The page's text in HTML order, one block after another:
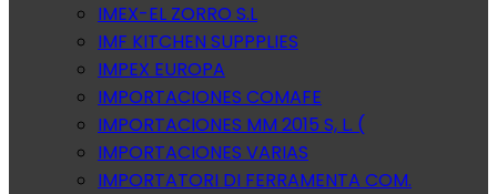
IMEX-EL ZORRO S.L
IMF KITCHEN SUPPPLIES
IMPEX EUROPA
IMPORTACIONES COMAFE
IMPORTACIONES MM 2015 S, L. (
IMPORTACIONES VARIAS
IMPORTATORI DI FERRAMENTA COM.